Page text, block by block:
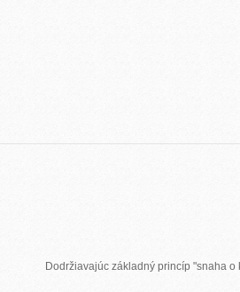
Dodržiavajúc základný princíp "snaha